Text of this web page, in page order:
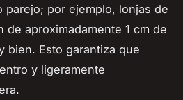
parejo; por ejemplo, lonjas de
de aproximadamente 1 cm de
bien. Esto garantiza que
y ligeramente